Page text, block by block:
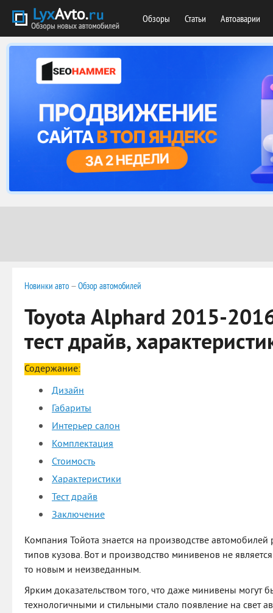
Обзоры Статьи Автоаварии
Новинки авто —Обзор автомобилей
Toyota Alphard 2015-
тест драйв,
Содержание:
Дизайн
Габариты
Интерьер салон
Комплектация
Стоимость
Характеристики
Тест драйв
Заключение
Компания Тойота знается на производстве
типов кузова. Вот и производство минивенов не
то новым и неизведанным.
Ярким доказательством того, что даже минивены могут
технологичными и стильными стало появление на свет